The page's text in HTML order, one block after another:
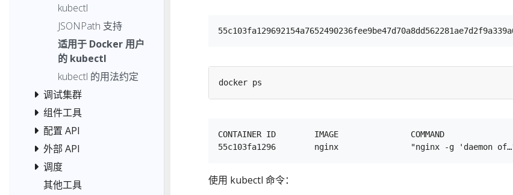
kubectl
JSONPath 支持
适用于 Docker 用户
的 kubectl
kubectl 的用法约定
调试集群
组件工具
配置 API
外部 API
调度
其他工具
CONTAINER ID        IMAGE               COMMAND
使用 kubectl 命令：